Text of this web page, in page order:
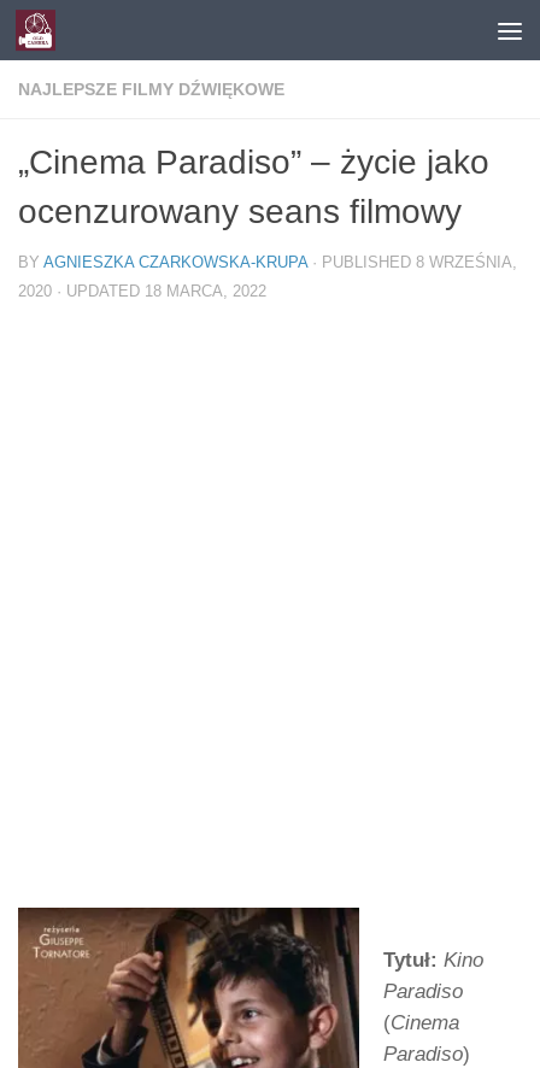
Skip to content
NAJLEPSZE FILMY DŹWIĘKOWE
„Cinema Paradiso” – życie jako
ocenzurowany seans filmowy
BY AGNIESZKA CZARKOWSKA-KRUPA · PUBLISHED 8 WRZEŚNIA,
2020 · UPDATED 18 MARCA, 2022
Tytuł: Kino
Paradiso
(Cinema
Paradiso)